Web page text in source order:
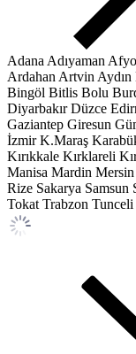
Adana Adıyaman
Ardahan Artvin Aydın
Bingöl Bitlis Bolu
Diyarbakır Düzce
Gaziantep Giresun
İzmir K.Maraş
Kırıkkale Kırklareli
Manisa Mardin Mersin
Rize Sakarya Samsun
Tokat Trabzon Tunceli